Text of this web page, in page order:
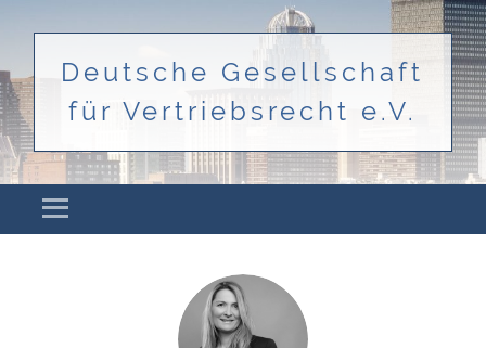
Deutsche Gesellschaft
für Vertriebsrecht e.V.